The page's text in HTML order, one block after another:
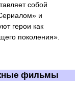
собой
и
герои как
поколения».
фильмы